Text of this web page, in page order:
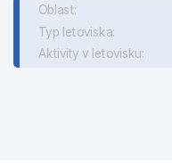
Oblast:
Typ letoviska:
Aktivity v letovisku: